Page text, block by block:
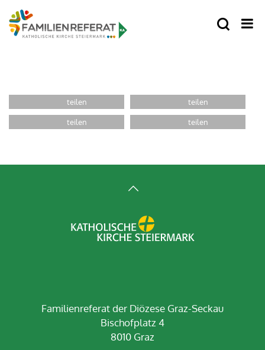
Familienreferat der Diözese Graz-Seckau
Bischofplatz 4
8010 Graz